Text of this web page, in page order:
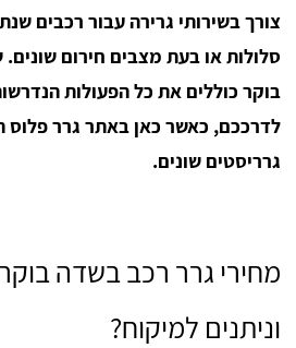
צורך בשירותי גרירה עבור רכבים
סלולות או בעת מצבים חירום
בוקר כוללים את כל הפעולות
גרריסטים שונים.
מחירי גרר רכב בשדה
וניתנים למיקוח?